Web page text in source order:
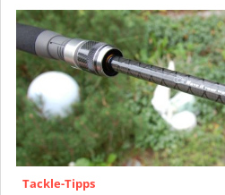
Tackle-Tipps